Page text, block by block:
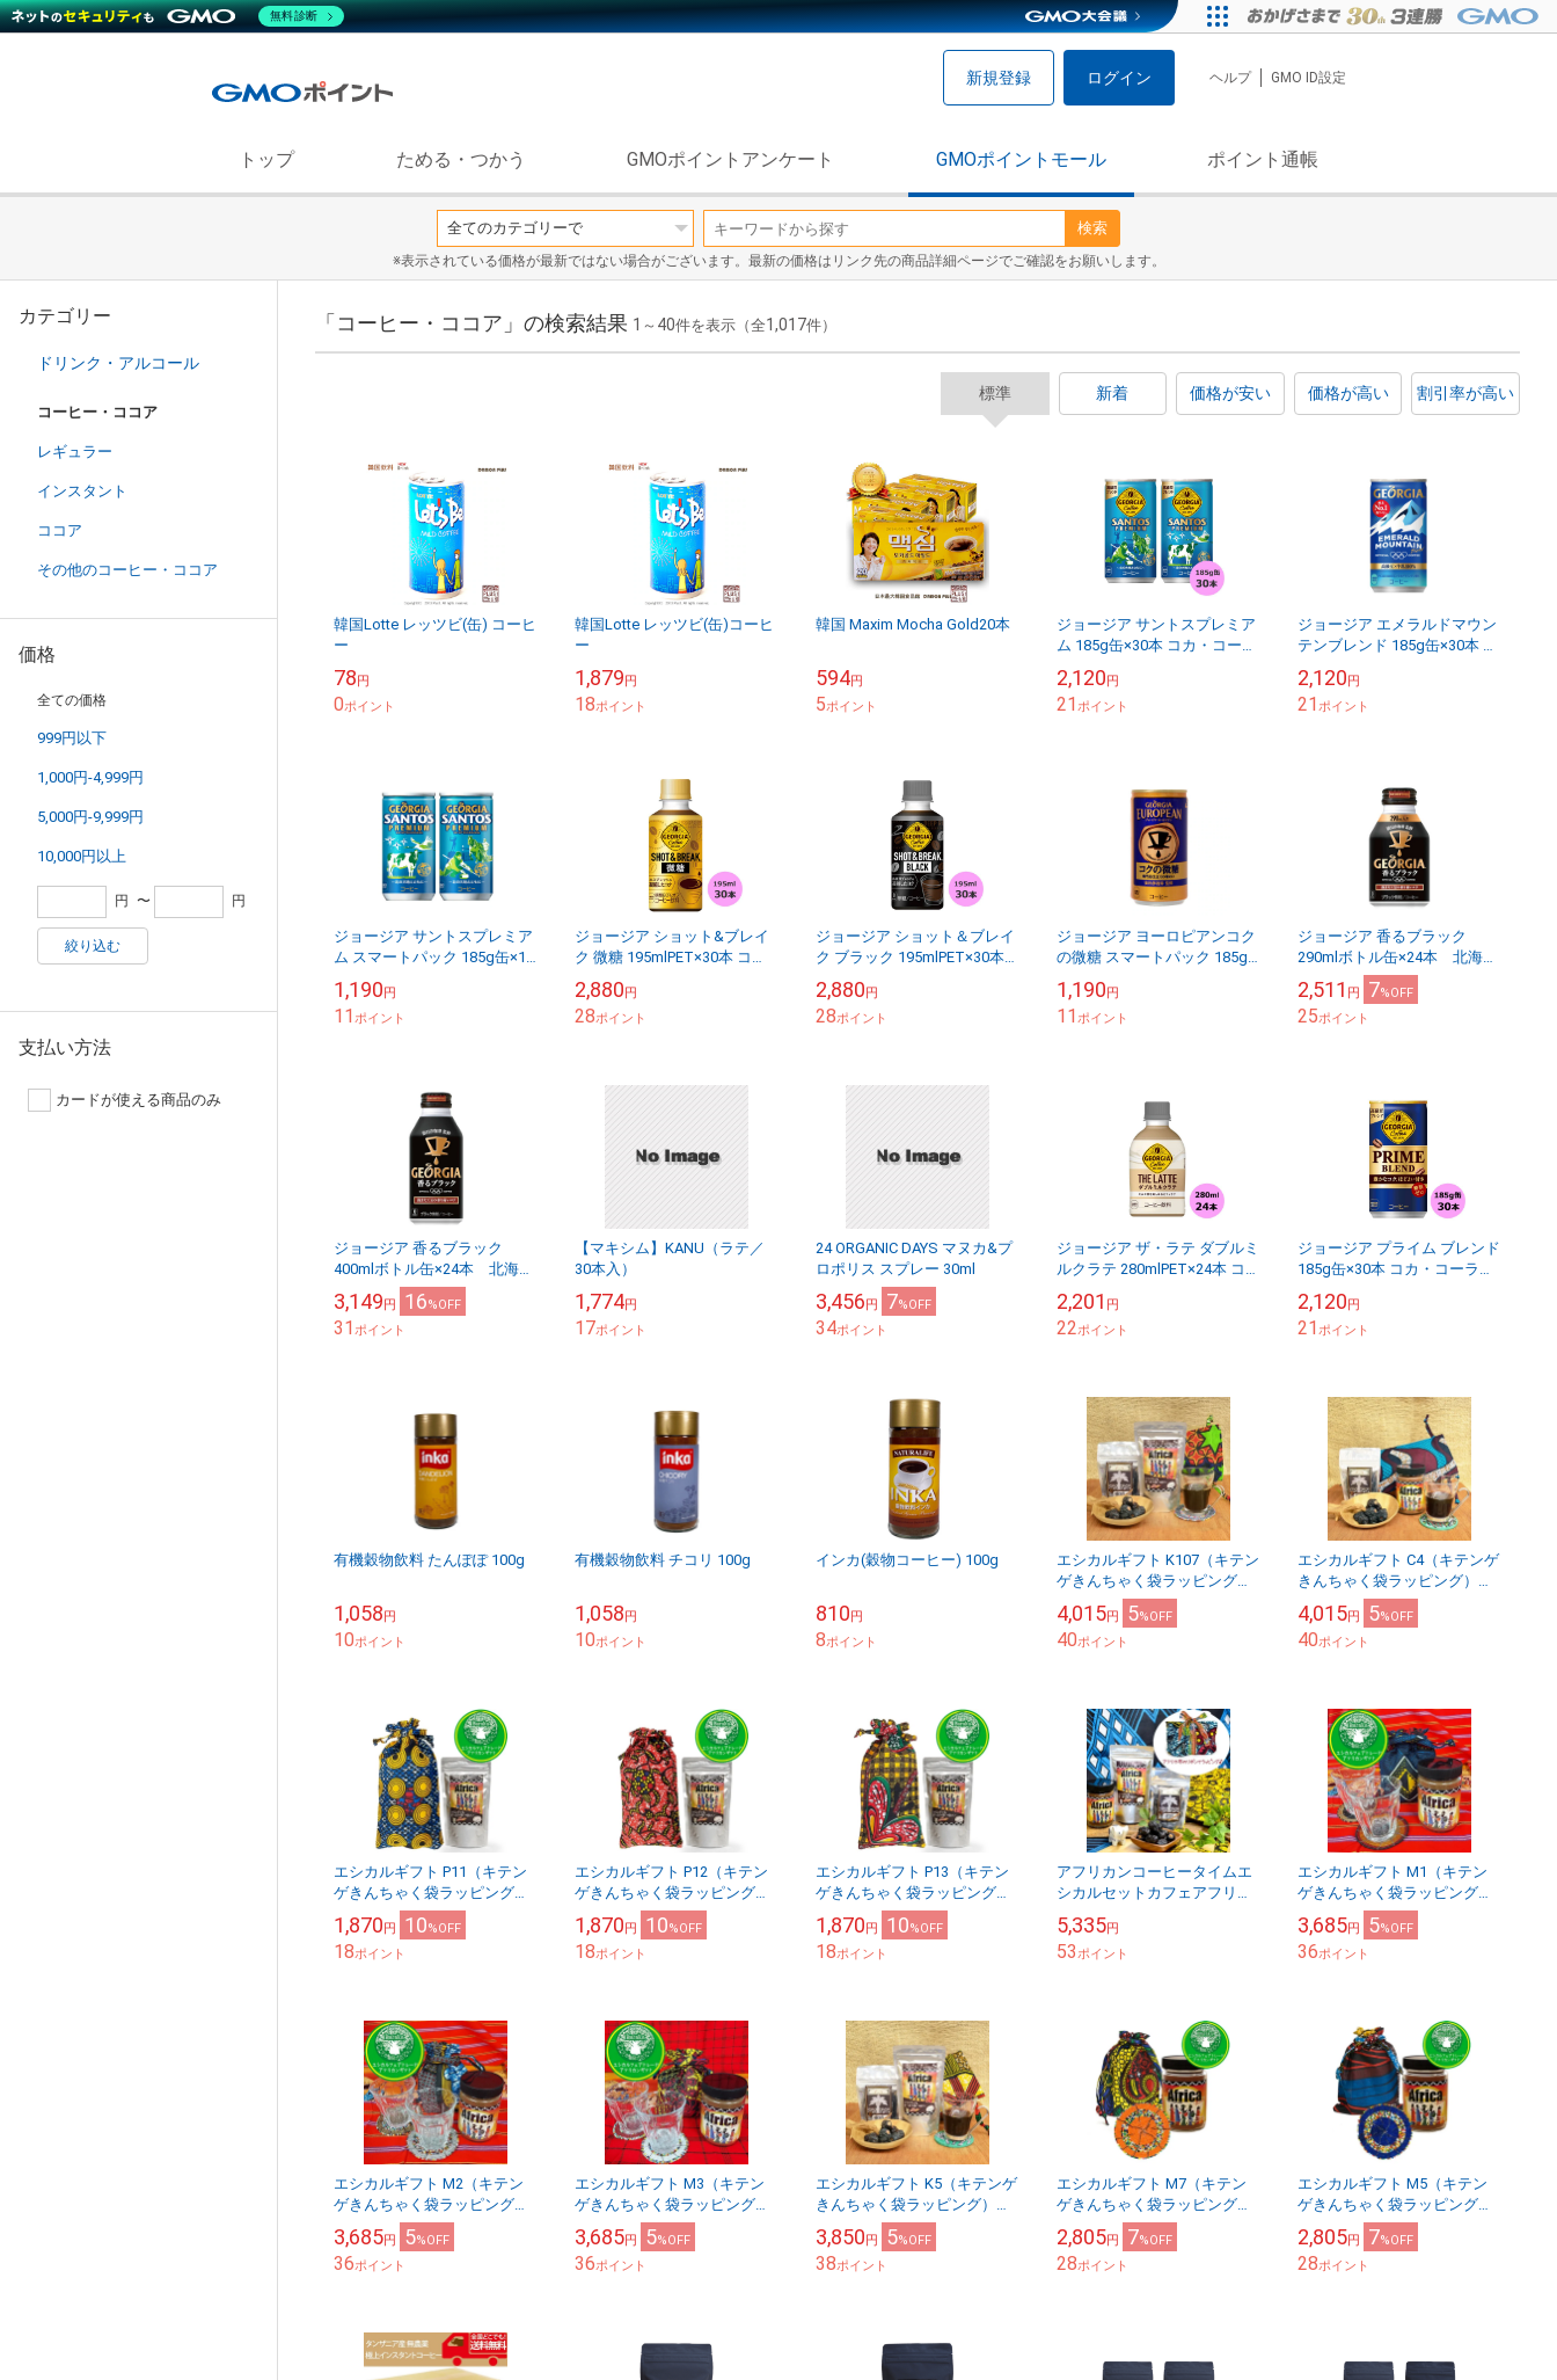
新規登録 ログイン ヘルプ GMO ID設定
トップ ためる・つかう GMOポイントアンケート GMOポイントモール ポイント通帳
検索
※表示されている価格が最新ではない場合がございます。最新の価格はリンク先の商品詳細ページでご確認をお願いします。
カテゴリー
ドリンク・アルコール
コーヒー・ココア
レギュラー
インスタント
ココア
その他のコーヒー・ココア
価格
全ての価格
999円以下
1,000円-4,999円
5,000円-9,999円
10,000円以上
円 〜 円
絞り込む
支払い方法
カードが使える商品のみ
「コーヒー・ココア」の検索結果 1 ～ 40件を表示（全1,017件）
標準 新着 価格が安い 価格が高い 割引率が高い
韓国Lotte レッツビ(缶) コーヒ
ー
78円
0ポイント
韓国Lotte レッツビ(缶)コーヒ
ー
1,879円
18ポイント
韓国 Maxim Mocha Gold20本
594円
5ポイント
ジョージア サントスプレミア
ム 185g缶×30本 コカ・コーラ
【サイズB】
2,120円
21ポイント
ジョージア エメラルドマウン
テンブレンド 185g缶×30本 コ
可 【D】【サイズB】
2,120円
21ポイント
ジョージア サントスプレミア
ム スマートパック 185g缶×15
梱不可 【D】【サイズB】
1,190円
11ポイント
ジョージア ショット&ブレイ
ク 微糖 195mlPET×30本 コ
可 【D】【サイズC】
2,880円
28ポイント
ジョージア ショット＆ブレイ
ク ブラック 195mlPET×30本
不可 【D】【サイズC】
2,880円
28ポイント
ジョージア ヨーロピアンコク
の微糖 スマートパック 185g
外と 同梱不可 【D】【サイズ
B】
1,190円
11ポイント
ジョージア 香るブラック
290mlボトル缶×24本 北海道
コカ・コーラ直送商品以外と
同梱不可 【D】【サイズD】
2,511 円 7%OFF
25ポイント
ジョージア 香るブラック
400mlボトル缶×24本 北海道
コカ・コーラ直送商品以外と
同梱不可 【D】【サイズD】
3,149円 16%OFF
31ポイント
【マキシム】KANU（ラテ／
30本入）
1,774円
17ポイント
24 ORGANIC DAYS マヌカ&プ
ロポリス スプレー 30ml
3,456円 7%OFF
34ポイント
ジョージア ザ・ラテ ダブルミ
ルクラテ 280mlPET×24本 コ
可 【D】【サイズD】
2,201 円
22ポイント
ジョージア プライム ブレンド
185g缶×30本 コカ・コーラ商
イズB】
2,120円
21ポイント
有機穀物飲料 たんぽぽ 100g
1,058円
10ポイント
有機穀物飲料 チコリ 100g
1,058円
10ポイント
インカ(穀物コーヒー) 100g
810円
8ポイント
エシカルギフト K107（キテン
ゲきんちゃく袋ラッピング）
アジュワ・デーツ×1,カフェア
フリカ・バラカ SPx1,ビーズ
コースター...
4,015円 5%OFF
40ポイント
エシカルギフト C4（キテンゲ
きんちゃく袋ラッピング）ア
ジュワ・デーツ×1,カフェアフ
リカ・バラカ 瓶x1,コースター
×1,巾着x...
4,015円 5%OFF
40ポイント
エシカルギフト P11（キテン
ゲきんちゃく袋ラッピング）
カフェアフリカ・バラカ スタ
ンドパックx1,キテンゲ巾着袋
x1 使い捨てな...
1,870円 10%OFF
18ポイント
エシカルギフト P12（キテン
ゲきんちゃく袋ラッピング）
カフェアフリカ・バラカ スタ
ンドパックx1,キテンゲ巾着袋
x1 使い捨てな...
1,870円 10%OFF
18ポイント
エシカルギフト P13（キテン
ゲきんちゃく袋ラッピング）
カフェアフリカ・バラカ スタ
ンドパックx1,キテンゲ巾着袋
x1 使い捨てな...
1,870円 10%OFF
18ポイント
アフリカンコーヒータイムエ
シカルセットカフェアフリ
パック〉アジュワ・デーツア
フリカ布エコバッグでラッピ
5,335円
53ポイント
エシカルギフト M1（キテン
ゲきんちゃく袋ラッピング）
カフェアフリカ・バラカ 瓶、
マサイビーズコースター ペ
ア、キテンゲ巾着袋 使...
3,685円 5%OFF
36ポイント
エシカルギフト M2（キテン
ゲきんちゃく袋ラッピング）
カフェアフリカ・バラカ 瓶、
マサイビーズコースター ペ
ア、キテンゲ巾着袋 使...
3,685円 5%OFF
36ポイント
エシカルギフト M3（キテン
ゲきんちゃく袋ラッピング）
カフェアフリカ・バラカ 瓶、
マサイビーズコースター ペ
ア、キテンゲ巾着袋 使...
3,685円 5%OFF
36ポイント
エシカルギフト K5（キテンゲ
きんちゃく袋ラッピング）ア
ジュワ・デーツx1,カフェアフ
リカ・バラカ スタンドパック
x1,コースター...
3,850円 5%OFF
38ポイント
エシカルギフト M7（キテン
ゲきんちゃく袋ラッピング）
カフェアフリカ・バラカ 瓶、
マサイビーズコースター、キ
テンゲ巾着袋 使い捨て...
2,805円 7%OFF
28ポイント
エシカルギフト M5（キテン
ゲきんちゃく袋ラッピング）
カフェアフリカ・バラカ 瓶、
マサイビーズコースター、キ
テンゲ巾着袋 使い捨て...
2,805円 7%OFF
28ポイント
無料診断